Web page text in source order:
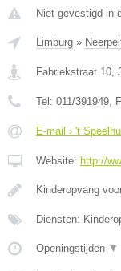
Niet gevestigd in
Limburg »
Fabriekstraat 10,
Tel: 011/391949,
E-mail › 't
Website: http://
Kinderopvang
Diensten:
Openingstijden ▼